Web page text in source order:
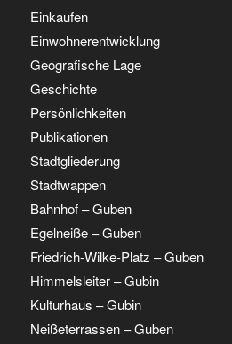
Einkaufen
Einwohnerentwicklung
Geografische Lage
Geschichte
Persönlichkeiten
Publikationen
Stadtgliederung
Stadtwappen
Bahnhof – Guben
Egelneiße – Guben
Friedrich-Wilke-Platz – Guben
Himmelsleiter – Gubin
Kulturhaus – Gubin
Neißeterrassen – Guben